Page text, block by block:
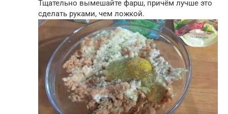
Тщательно вымешайте фарш, причём лучше это
сделать руками, чем ложкой.